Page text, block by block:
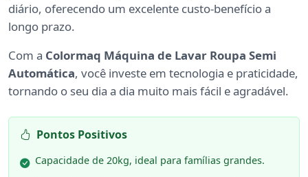
diário, oferecendo um excelente custo-benefício a
longo prazo.
Com a Colormaq Máquina de Lavar Roupa Semi
Automática, você investe em tecnologia e praticidade,
tornando o seu dia a dia muito mais fácil e agradável.
Pontos Positivos
Capacidade de 20kg, ideal para famílias grandes.